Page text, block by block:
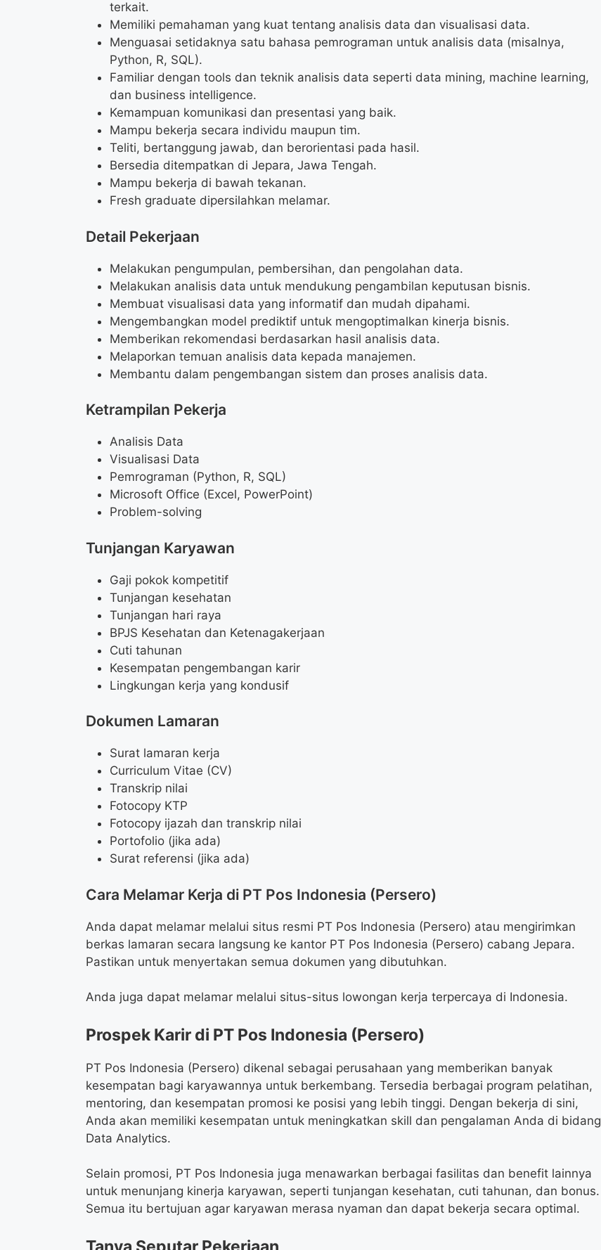
terkait.
Memiliki pemahaman yang kuat tentang analisis data dan visualisasi data.
Menguasai setidaknya satu bahasa pemrograman untuk analisis data (misalnya,
Python, R, SQL).
Familiar dengan tools dan teknik analisis data seperti data mining, machine learning,
dan business intelligence.
Kemampuan komunikasi dan presentasi yang baik.
Mampu bekerja secara individu maupun tim.
Teliti, bertanggung jawab, dan berorientasi pada hasil.
Bersedia ditempatkan di Jepara, Jawa Tengah.
Mampu bekerja di bawah tekanan.
Fresh graduate dipersilahkan melamar.
Detail Pekerjaan
Melakukan pengumpulan, pembersihan, dan pengolahan data.
Melakukan analisis data untuk mendukung pengambilan keputusan bisnis.
Membuat visualisasi data yang informatif dan mudah dipahami.
Mengembangkan model prediktif untuk mengoptimalkan kinerja bisnis.
Memberikan rekomendasi berdasarkan hasil analisis data.
Melaporkan temuan analisis data kepada manajemen.
Membantu dalam pengembangan sistem dan proses analisis data.
Ketrampilan Pekerja
Analisis Data
Visualisasi Data
Pemrograman (Python, R, SQL)
Microsoft Office (Excel, PowerPoint)
Problem-solving
Tunjangan Karyawan
Gaji pokok kompetitif
Tunjangan kesehatan
Tunjangan hari raya
BPJS Kesehatan dan Ketenagakerjaan
Cuti tahunan
Kesempatan pengembangan karir
Lingkungan kerja yang kondusif
Dokumen Lamaran
Surat lamaran kerja
Curriculum Vitae (CV)
Transkrip nilai
Fotocopy KTP
Fotocopy ijazah dan transkrip nilai
Portofolio (jika ada)
Surat referensi (jika ada)
Cara Melamar Kerja di PT Pos Indonesia (Persero)
Anda dapat melamar melalui situs resmi PT Pos Indonesia (Persero) atau mengirimkan
berkas lamaran secara langsung ke kantor PT Pos Indonesia (Persero) cabang Jepara.
Pastikan untuk menyertakan semua dokumen yang dibutuhkan.
Anda juga dapat melamar melalui situs-situs lowongan kerja terpercaya di Indonesia.
Prospek Karir di PT Pos Indonesia (Persero)
PT Pos Indonesia (Persero) dikenal sebagai perusahaan yang memberikan banyak
kesempatan bagi karyawannya untuk berkembang. Tersedia berbagai program pelatihan,
mentoring, dan kesempatan promosi ke posisi yang lebih tinggi. Dengan bekerja di sini,
Anda akan memiliki kesempatan untuk meningkatkan skill dan pengalaman Anda di bidang
Data Analytics.
Selain promosi, PT Pos Indonesia juga menawarkan berbagai fasilitas dan benefit lainnya
untuk menunjang kinerja karyawan, seperti tunjangan kesehatan, cuti tahunan, dan bonus.
Semua itu bertujuan agar karyawan merasa nyaman dan dapat bekerja secara optimal.